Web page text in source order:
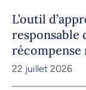
L’outil
responsable
récompense
22 juillet 2026